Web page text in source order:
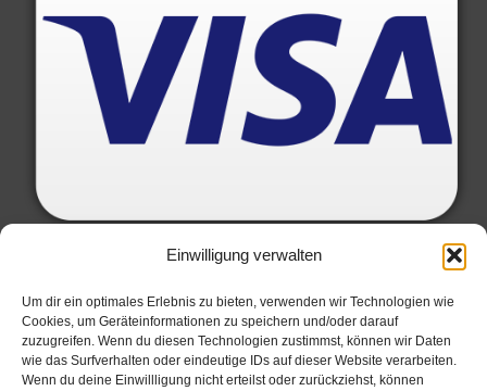
Einwilligung verwalten
Um dir ein optimales Erlebnis zu bieten, verwenden wir Technologien wie
Cookies, um Geräteinformationen zu speichern und/oder darauf
zuzugreifen. Wenn du diesen Technologien zustimmst, können wir Daten
wie das Surfverhalten oder eindeutige IDs auf dieser Website verarbeiten.
Wenn du deine Einwillligung nicht erteilst oder zurückziehst, können